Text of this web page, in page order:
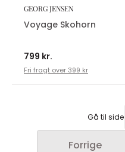
GEORG JENSEN
Voyage Skohorn
799 kr.
Fri fragt over 399 kr
Gå til side
Forrige